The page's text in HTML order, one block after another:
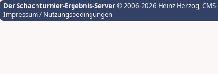
Der Schachturnier-Ergebnis-Server© 2006-2026 Heinz Herzog,
Impressum / Nutzungsbedingungen